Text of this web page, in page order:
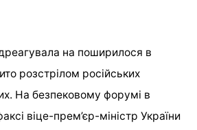
на поширилося в
розстрілом російських
На безпековому форумі в
віце-прем’єр-міністр України